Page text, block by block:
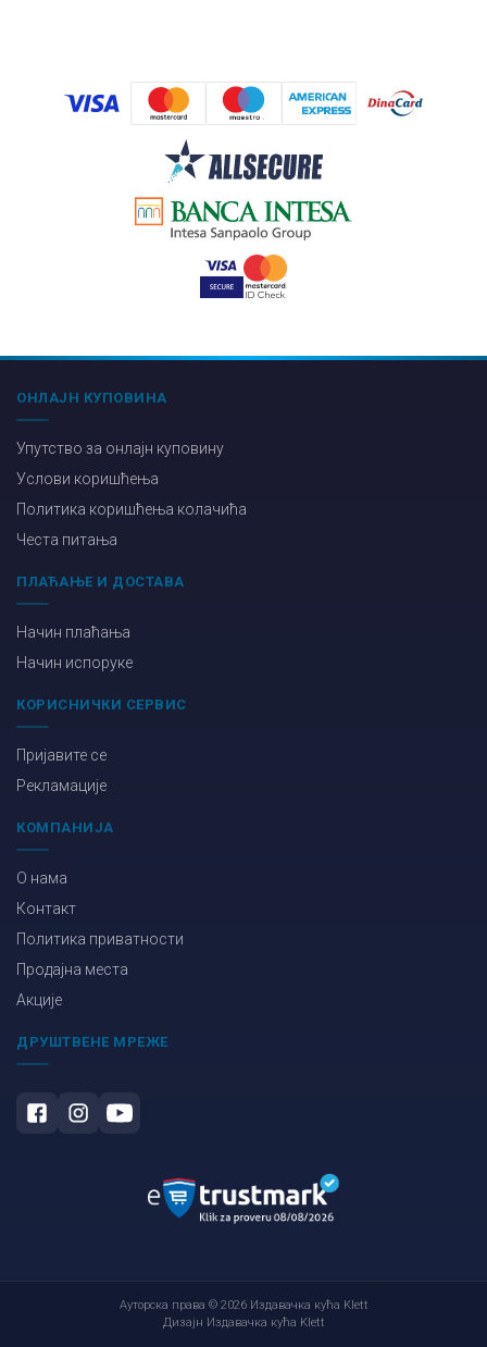
ОНЛАЈН КУПОВИНА
Упутство за онлајн куповину
Услови коришћења
Политика коришћења колачића
Честа питања
ПЛАЋАЊЕ И ДОСТАВА
Начин плаћања
Начин испоруке
КОРИСНИЧКИ СЕРВИС
Пријавите се
Рекламације
КОМПАНИЈА
О нама
Контакт
Политика приватности
Продајна места
Акције
ДРУШТВЕНЕ МРЕЖЕ
Ауторска права © 2026 Издавачка кућа Klett
Дизајн Издавачка кућа Klett